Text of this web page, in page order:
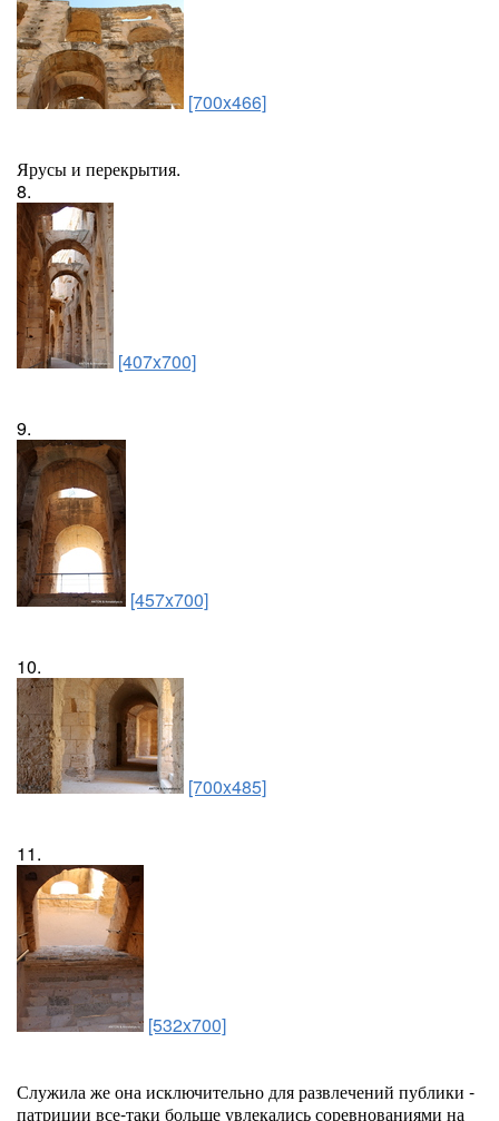
[700x466]
Ярусы и перекрытия.
8.
[407x700]
9.
[457x700]
10.
[700x485]
11.
[532x700]
Служила же она исключительно для развлечений публики -
патриции все-таки больше увлекались соревнованиями на